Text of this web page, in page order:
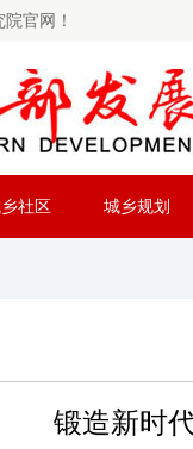
官网！
社区 城乡规划
锻造新时